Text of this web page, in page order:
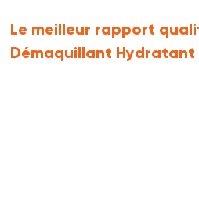
Le meilleur rapport
Démaquillant Hydratant